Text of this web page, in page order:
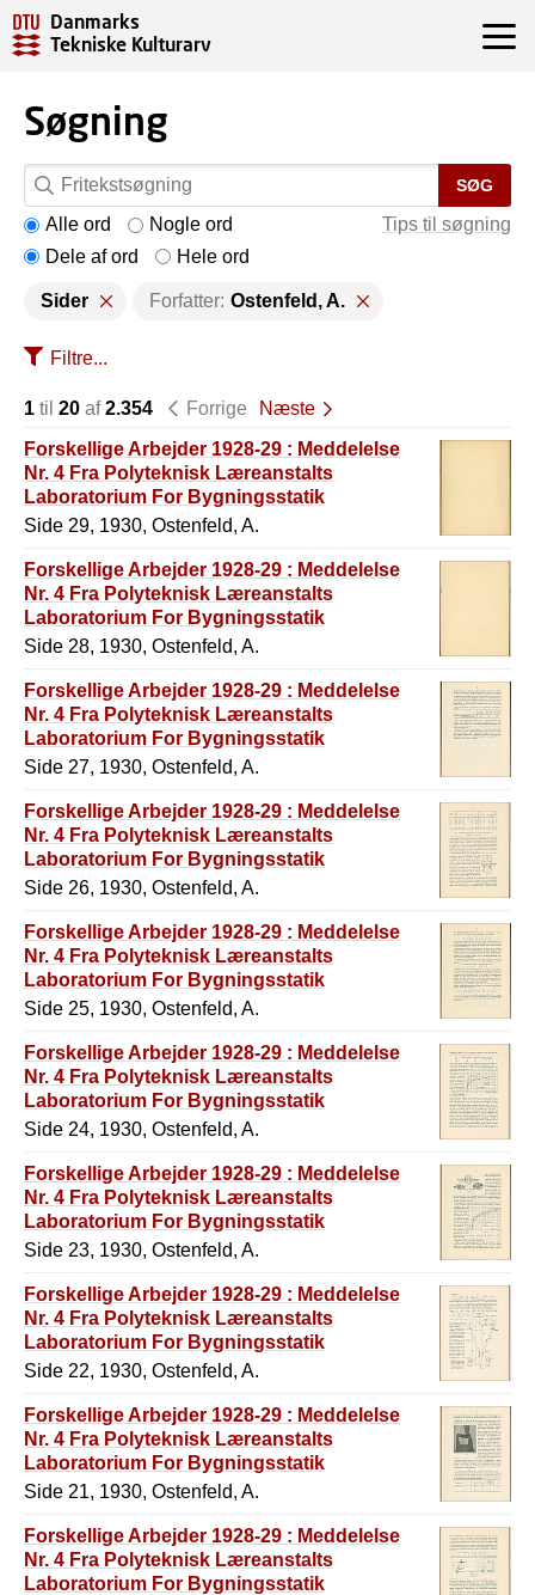
Danmarks
Tekniske Kulturarv
Søgning
SØG
Tips til søgning
Alle ord
Nogle ord
Dele af ord
Hele ord
Sider Forfatter: Ostenfeld, A.
Filtre...
1 til 20 af2.354 Forrige
Næste
Forskellige Arbejder 1928-29 : Meddelelse
Nr. 4 Fra Polyteknisk Læreanstalts
Laboratorium For Bygningsstatik
Side 29, 1930, Ostenfeld, A.
Forskellige Arbejder 1928-29 : Meddelelse
Nr. 4 Fra Polyteknisk Læreanstalts
Laboratorium For Bygningsstatik
Side 28, 1930, Ostenfeld, A.
Forskellige Arbejder 1928-29 : Meddelelse
Nr. 4 Fra Polyteknisk Læreanstalts
Laboratorium For Bygningsstatik
Side 27, 1930, Ostenfeld, A.
Forskellige Arbejder 1928-29 : Meddelelse
Nr. 4 Fra Polyteknisk Læreanstalts
Laboratorium For Bygningsstatik
Side 26, 1930, Ostenfeld, A.
Forskellige Arbejder 1928-29 : Meddelelse
Nr. 4 Fra Polyteknisk Læreanstalts
Laboratorium For Bygningsstatik
Side 25, 1930, Ostenfeld, A.
Forskellige Arbejder 1928-29 : Meddelelse
Nr. 4 Fra Polyteknisk Læreanstalts
Laboratorium For Bygningsstatik
Side 24, 1930, Ostenfeld, A.
Forskellige Arbejder 1928-29 : Meddelelse
Nr. 4 Fra Polyteknisk Læreanstalts
Laboratorium For Bygningsstatik
Side 23, 1930, Ostenfeld, A.
Forskellige Arbejder 1928-29 : Meddelelse
Nr. 4 Fra Polyteknisk Læreanstalts
Laboratorium For Bygningsstatik
Side 22, 1930, Ostenfeld, A.
Forskellige Arbejder 1928-29 : Meddelelse
Nr. 4 Fra Polyteknisk Læreanstalts
Laboratorium For Bygningsstatik
Side 21, 1930, Ostenfeld, A.
Forskellige Arbejder 1928-29 : Meddelelse
Nr. 4 Fra Polyteknisk Læreanstalts
Laboratorium For Bygningsstatik